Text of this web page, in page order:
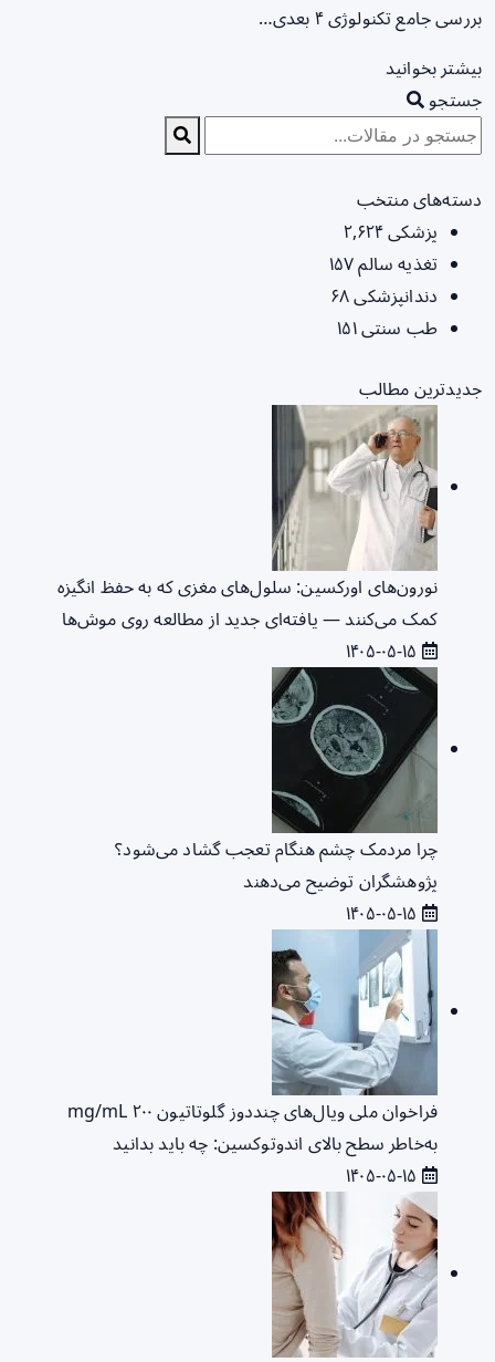
بررسی جامع تکنولوژی ۴ بعدی…
بیشتر بخوانید
جستجو
دسته‌های منتخب
پزشکی۲,۶۲۴
تغذیه سالم۱۵۷
دندانپزشکی۶۸
طب سنتی۱۵۱
جدیدترین مطالب
نورون‌های اورکسین: سلول‌های مغزی که به حفظ انگیزه
کمک می‌کنند — یافته‌ای جدید از مطالعه روی موش‌ها
چرا مردمک چشم هنگام تعجب گشاد می‌شود؟
پژوهشگران توضیح می‌دهند
فراخوان ملی ویال‌های چنددوز گلوتاتیون ۲۰۰ mg/mL
به‌خاطر سطح بالای اندوتوکسین: چه باید بدانید